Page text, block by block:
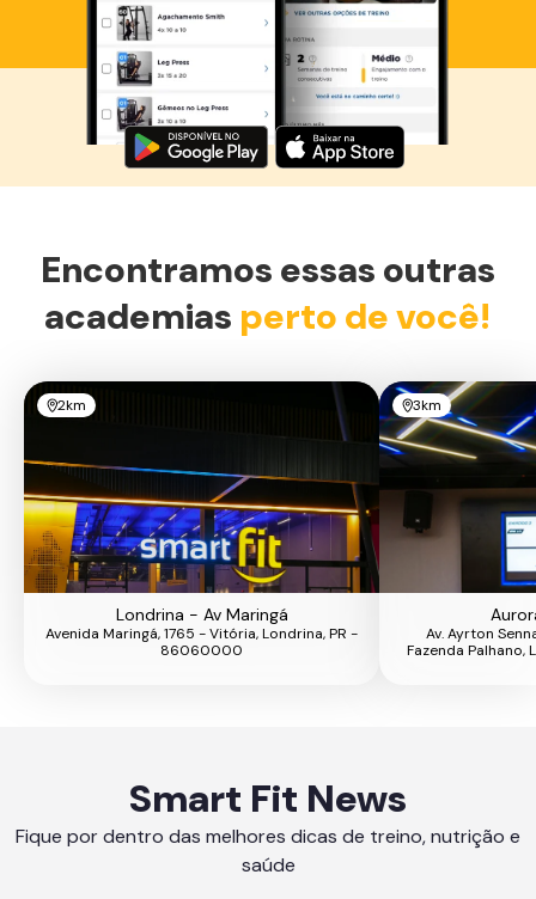
Baixe agora o Smart Fit App
Encontramos essas outras
academias perto de você!
2km
Londrina - Av Maringá
Avenida Maringá, 1765 - Vitória, Londrina, PR -
86060000
3km
Av. Ayrton
Fazenda
Smart Fit News
Fique por dentro das melhores dicas de treino, nutrição e
saúde